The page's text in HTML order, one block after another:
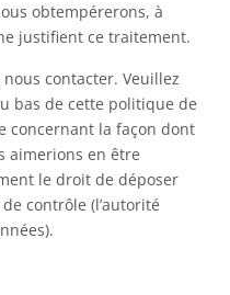
obtempérerons, à
justifient ce traitement.
contacter. Veuillez
bas de cette politique de
concernant la façon dont
aimerions en être
le droit de déposer
contrôle (l’autorité